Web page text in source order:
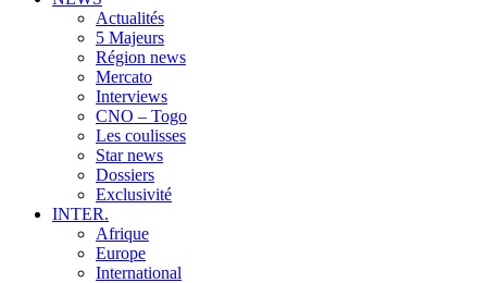
Actualités
5 Majeurs
Région news
Mercato
Interviews
CNO – Togo
Les coulisses
Star news
Dossiers
Exclusivité
INTER.
Afrique
Europe
International